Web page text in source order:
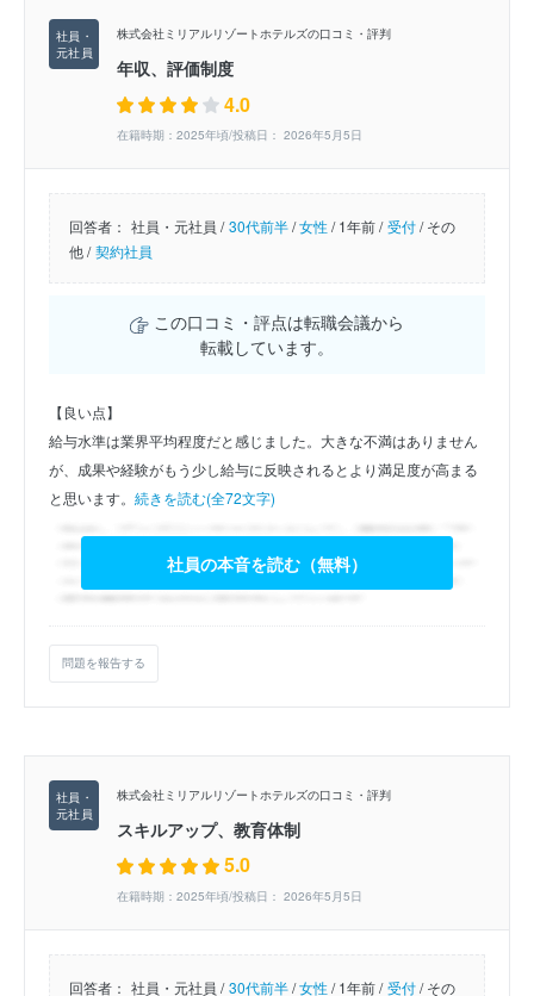
株式会社ミリアルリゾートホテルズの口コミ・評判
年収、評価制度
4.0
在籍時期：2025年頃/投稿日： 2026年5月5日
回答者： 社員・元社員 / 30代前半/女性/1年前 / 受付/その
他 / 契約社員
この口コミ・評点は転職会議から
転載しています。
【良い点】
給与水準は業界平均程度だと感じました。大きな不満はありません
が、成果や経験がもう少し給与に反映されるとより満足度が高まる
と思います。 続きを読む(全72文字)
社員の本音を読む（無料）
問題を報告する
株式会社ミリアルリゾートホテルズの口コミ・評判
スキルアップ、教育体制
5.0
在籍時期：2025年頃/投稿日： 2026年5月5日
回答者： 社員・元社員 / 30代前半/女性/1年前 / 受付/その